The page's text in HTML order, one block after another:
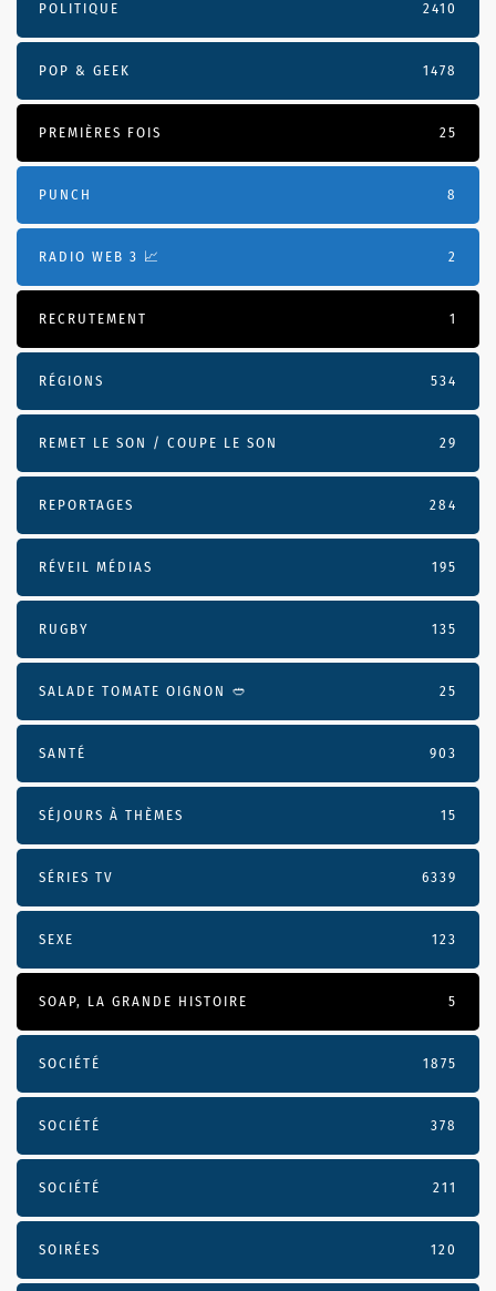
POLITIQUE 2410
POP & GEEK 1478
PREMIÈRES FOIS 25
PUNCH 8
RADIO WEB 3 📈 2
RECRUTEMENT 1
RÉGIONS 534
REMET LE SON / COUPE LE SON 29
REPORTAGES 284
RÉVEIL MÉDIAS 195
RUGBY 135
SALADE TOMATE OIGNON 🥙 25
SANTÉ 903
SÉJOURS À THÈMES 15
SÉRIES TV 6339
SEXE 123
SOAP, LA GRANDE HISTOIRE 5
SOCIÉTÉ 1875
SOCIÉTÉ 378
SOCIÉTÉ 211
SOIRÉES 120